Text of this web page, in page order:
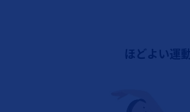
ほどよい運